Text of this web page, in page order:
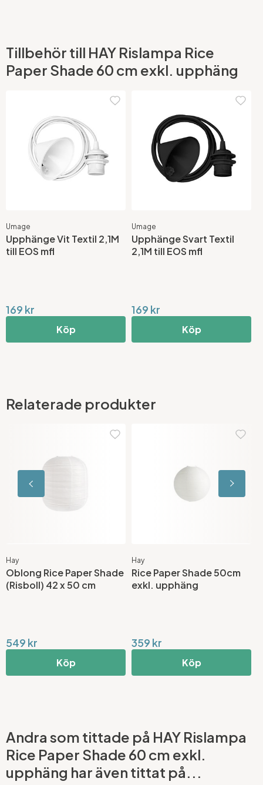
Tillbehör till HAY Rislampa Rice
Paper Shade 60 cm exkl. upphäng
Umage
Upphänge Vit Textil 2,1M
till EOS mfl
169 kr
Köp
Umage
Upphänge Svart Textil
2,1M till EOS mfl
169 kr
Köp
Relaterade produkter
Hay
Oblong Rice Paper Shade
(Risboll) 42 x 50 cm
549 kr
Köp
Hay
Rice Paper Shade 50cm
exkl. upphäng
359 kr
Köp
Andra som tittade på HAY Rislampa
Rice Paper Shade 60 cm exkl.
upphäng har även tittat på...